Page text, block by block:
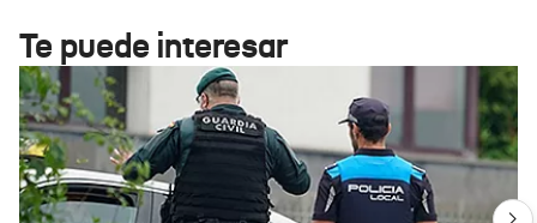
Te puede interesar